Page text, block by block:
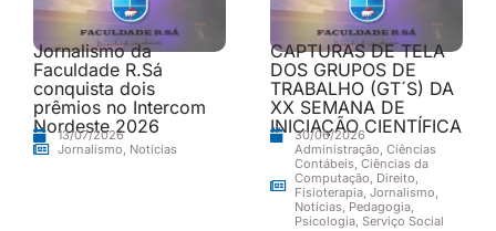
Jornalismo da
Faculdade R.Sá
conquista dois
prêmios no Intercom
Nordeste 2026
13/07/2026
Jornalismo, Notícias
CAPTURAS DE TELA
DOS GRUPOS DE
TRABALHO (GT´S) DA
XX SEMANA DE
INICIAÇÃO CIENTÍFICA
30/06/2026
Administração, Ciências
Contábeis, Ciências da
Computação, Direito,
Fisioterapia, Jornalismo,
Notícias, Pedagogia,
Psicologia, Serviço Social